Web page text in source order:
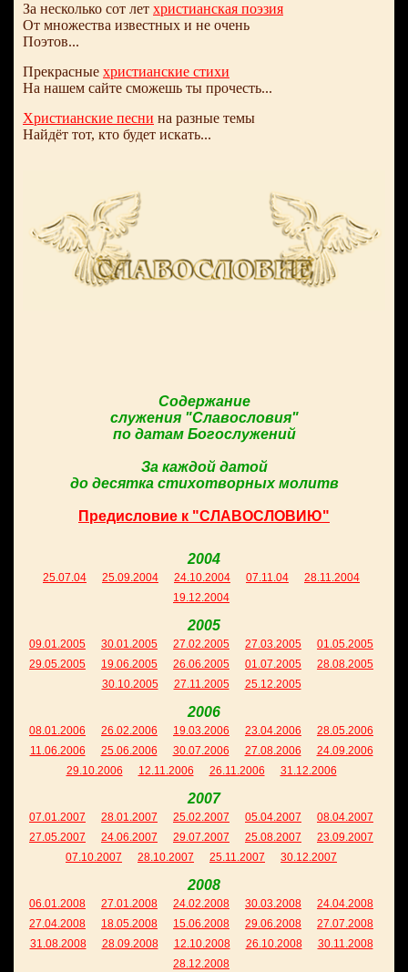
За несколько сот лет христианская поэзия
От множества известных и не очень
Поэтов...
Прекрасные христианские стихи
На нашем сайте сможешь ты прочесть...
Христианские песни на разные темы
Найдёт тот, кто будет искать...
Содержание
служения "Славословия"
по датам Богослужений
За каждой датой
до десятка стихотворных молитв
Предисловие к "СЛАВОСЛОВИЮ"
2004
25.07.04 25.09.2004 24.10.2004 07.11.04
28.11.2004
19.12.2004
2005
09.01.2005 30.01.2005 27.02.2005 27.03.2005
01.05.2005
29.05.2005
19.06.2005 26.06.2005 01.07.2005
28.08.2005
30.10.2005
27.11.2005 25.12.2005
2006
08.01.2006 26.02.2006 19.03.2006 23.04.2006
28.05.2006
11.06.2006
25.06.2006 30.07.2006 27.08.2006
24.09.2006
29.10.2006
12.11.2006 26.11.2006 31.12.2006
2007
07.01.2007 28.01.2007 25.02.2007 05.04.2007
08.04.2007
27.05.2007
24.06.2007 29.07.2007 25.08.2007
23.09.2007
07.10.2007
28.10.2007 25.11.2007 30.12.2007
2008
06.01.2008 27.01.2008 24.02.2008 30.03.2008
24.04.2008
27.04.2008
18.05.2008 15.06.2008 29.06.2008
27.07.2008
31.08.2008
28.09.2008 12.10.2008 26.10.2008
30.11.2008
28.12.2008